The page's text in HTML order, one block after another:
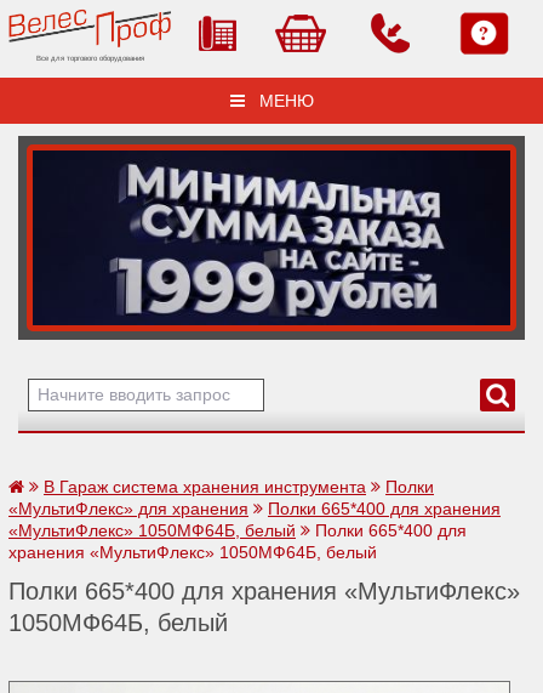
Все для торгового оборудования
МЕНЮ
В Гараж система хранения инструмента
Полки
«МультиФлекс» для хранения
Полки 665*400 для хранения
«МультиФлекс» 1050МФ64Б, белый
Полки 665*400 для
хранения «МультиФлекс» 1050МФ64Б, белый
Полки 665*400 для хранения «МультиФлекс»
1050МФ64Б, белый